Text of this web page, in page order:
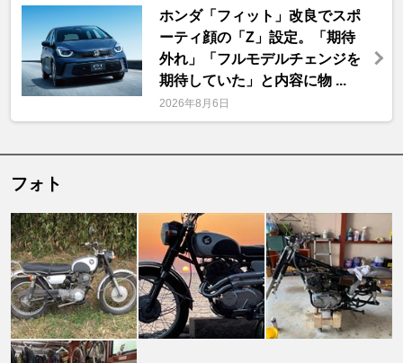
ホンダ「フィット」改良でスポ
ーティ顔の「Z」設定。「期待
外れ」「フルモデルチェンジを
期待していた」と内容に物 ...
2026年8月6日
フォト